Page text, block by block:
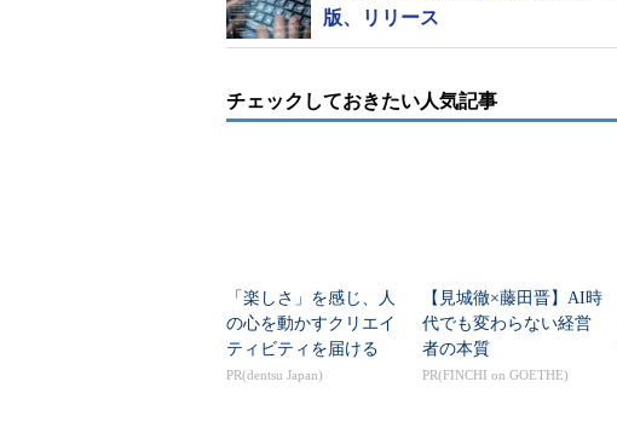
版、リリース
チェックしておきたい人気記事
「楽しさ」を感じ、人
の心を動かすクリエイ
ティビティを届ける
PR(dentsu Japan)
【見城徹×藤田晋】AI時
代でも変わらない経営
者の本質
PR(FINCHI on GOETHE)